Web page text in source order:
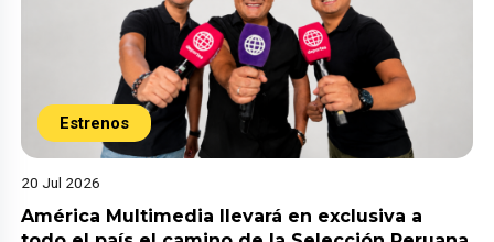
Estrenos
20 Jul 2026
América Multimedia llevará en exclusiva a